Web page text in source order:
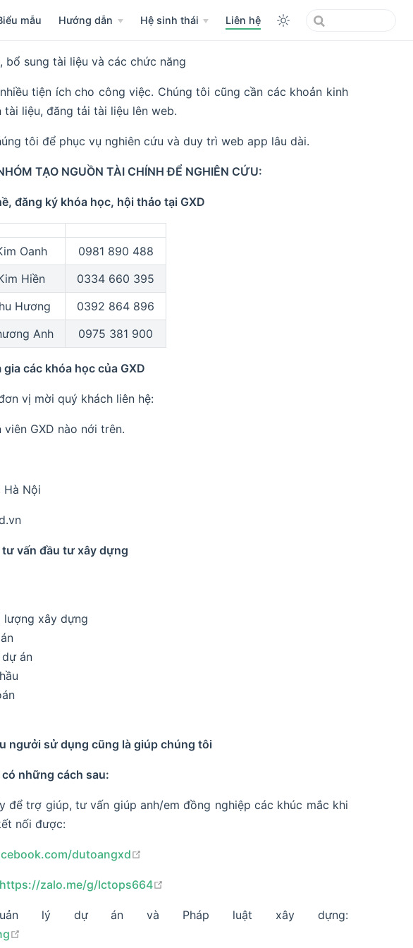
mẫu Hướng dẫn Hệ sinh thái Liên hệ
sung tài liệu và các chức năng
tiện ích cho công việc. Chúng tôi cũng cần các khoản kinh
liệu, đăng tải tài liệu lên web.
tôi để phục vụ nghiên cứu và duy trì web app lâu dài.
TẠO NGUỒN TÀI CHÍNH ĐỂ NGHIÊN CỨU:
đăng ký khóa học, hội thảo tại GXD
Oanh
0981 890 488
Hiền
0334 660 395
Hương
0392 864 896
Anh
0975 381 900
các khóa học của GXD
vị mời quý khách liên hệ:
GXD nào nới trên.
Hà Nội
vấn đầu tư xây dựng
xây dựng
án
ngưởi sử dụng cũng là giúp chúng tôi
những cách sau:
để trợ giúp, tư vấn giúp anh/em đồng nghiệp các khúc mắc khi
nối được:
dutoangxd
https://zalo.me/g/lctops664
Quản lý dự án và Pháp luật xây dựng: